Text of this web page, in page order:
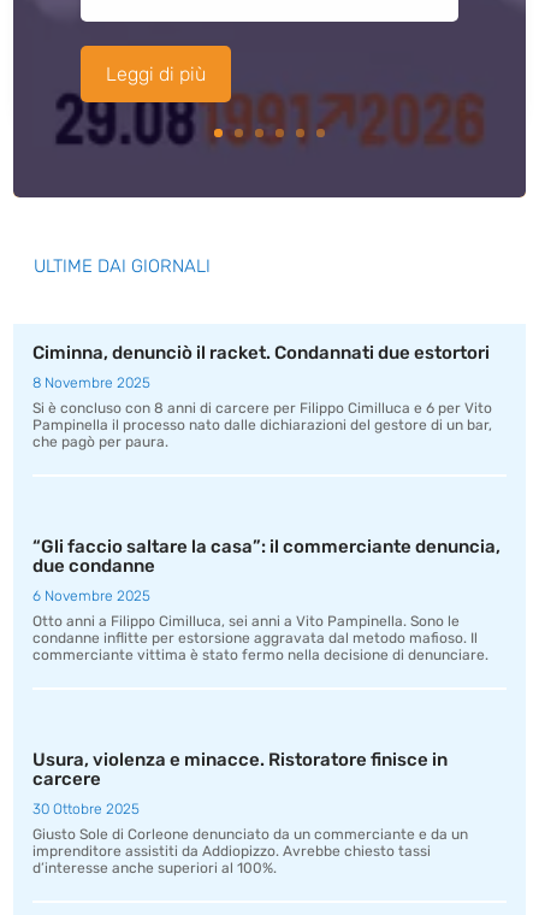
Leggi di più
ULTIME DAI GIORNALI
Ciminna, denunciò il racket. Condannati due estortori
8 Novembre 2025
Si è concluso con 8 anni di carcere per Filippo Cimilluca e 6 per Vito
Pampinella il processo nato dalle dichiarazioni del gestore di un bar,
che pagò per paura.
“Gli faccio saltare la casa”: il commerciante denuncia,
due condanne
6 Novembre 2025
Otto anni a Filippo Cimilluca, sei anni a Vito Pampinella. Sono le
condanne inflitte per estorsione aggravata dal metodo mafioso. Il
commerciante vittima è stato fermo nella decisione di denunciare.
Usura, violenza e minacce. Ristoratore finisce in
carcere
30 Ottobre 2025
Giusto Sole di Corleone denunciato da un commerciante e da un
imprenditore assistiti da Addiopizzo. Avrebbe chiesto tassi
d’interesse anche superiori al 100%.